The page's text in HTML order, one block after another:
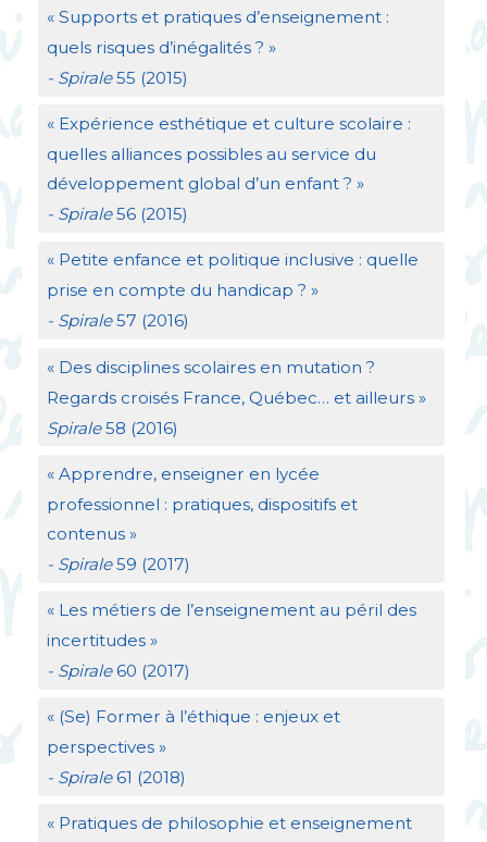
« Supports et pratiques d’enseignement :
quels risques d’inégalités ? »
- Spirale55 (2015)
« Expérience esthétique et culture scolaire :
quelles alliances possibles au service du
développement global d’un enfant ? »
- Spirale56 (2015)
« Petite enfance et politique inclusive : quelle
prise en compte du handicap ? »
- Spirale57 (2016)
« Des disciplines scolaires en mutation ?
Regards croisés France, Québec… et ailleurs »
Spirale58 (2016)
« Apprendre, enseigner en lycée
professionnel : pratiques, dispositifs et
contenus »
- Spirale59 (2017)
« Les métiers de l’enseignement au péril des
incertitudes »
- Spirale60 (2017)
« (Se) Former à l’éthique : enjeux et
perspectives »
- Spirale61 (2018)
« Pratiques de philosophie et enseignement